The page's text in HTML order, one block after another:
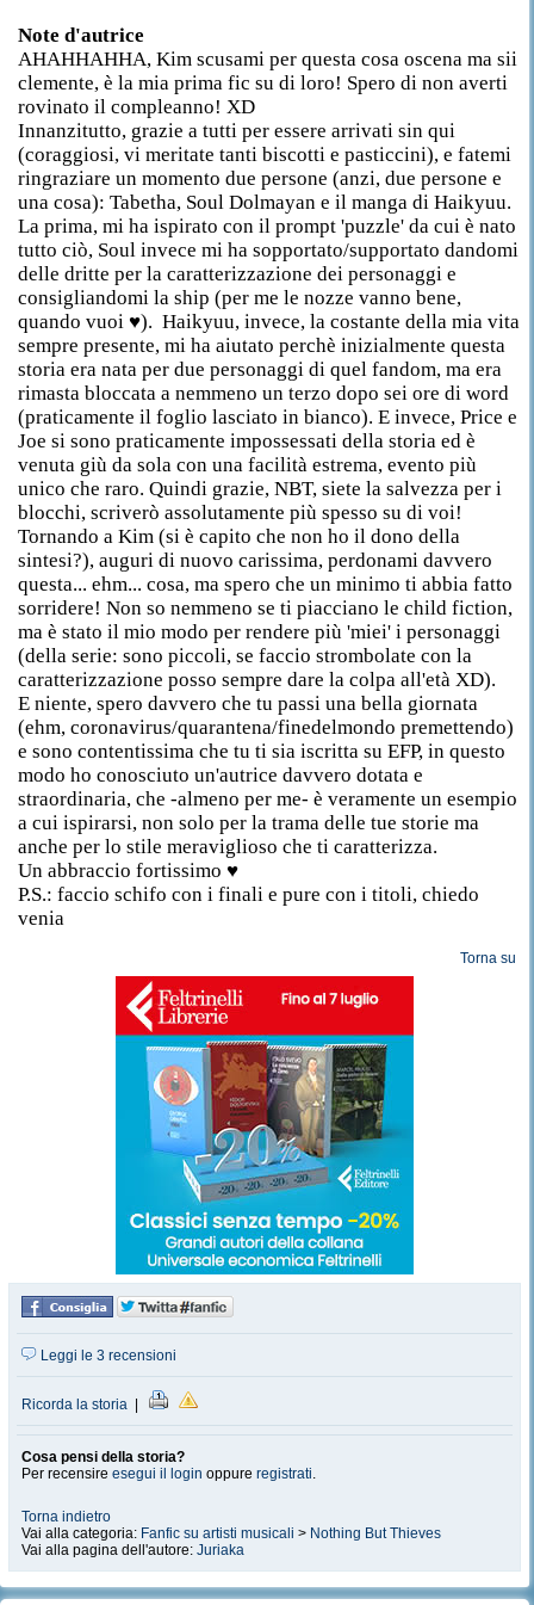
Note d'autrice
AHAHHAHHA, Kim scusami per questa cosa oscena ma sii
clemente, è la mia prima fic su di loro! Spero di non averti
rovinato il compleanno! XD
Innanzitutto, grazie a tutti per essere arrivati sin qui
(coraggiosi, vi meritate tanti biscotti e pasticcini), e fatemi
ringraziare un momento due persone (anzi, due persone e
una cosa): Tabetha, Soul Dolmayan e il manga di Haikyuu.
La prima, mi ha ispirato con il prompt 'puzzle' da cui è nato
tutto ciò, Soul invece mi ha sopportato/supportato dandomi
delle dritte per la caratterizzazione dei personaggi e
consigliandomi la ship (per me le nozze vanno bene,
quando vuoi ♥). Haikyuu, invece, la costante della mia vita
sempre presente, mi ha aiutato perchè inizialmente questa
storia era nata per due personaggi di quel fandom, ma era
rimasta bloccata a nemmeno un terzo dopo sei ore di word
(praticamente il foglio lasciato in bianco). E invece, Price e
Joe si sono praticamente impossessati della storia ed è
venuta giù da sola con una facilità estrema, evento più
unico che raro. Quindi grazie, NBT, siete la salvezza per i
blocchi, scriverò assolutamente più spesso su di voi!
Tornando a Kim (si è capito che non ho il dono della
sintesi?), auguri di nuovo carissima, perdonami davvero
questa... ehm... cosa, ma spero che un minimo ti abbia fatto
sorridere! Non so nemmeno se ti piacciano le child fiction,
ma è stato il mio modo per rendere più 'miei' i personaggi
(della serie: sono piccoli, se faccio strombolate con la
caratterizzazione posso sempre dare la colpa all'età XD).
E niente, spero davvero che tu passi una bella giornata
(ehm, coronavirus/quarantena/finedelmondo premettendo)
e sono contentissima che tu ti sia iscritta su EFP, in questo
modo ho conosciuto un'autrice davvero dotata e
straordinaria, che -almeno per me- è veramente un esempio
a cui ispirarsi, non solo per la trama delle tue storie ma
anche per lo stile meraviglioso che ti caratterizza.
Un abbraccio fortissimo ♥
P.S.: faccio schifo con i finali e pure con i titoli, chiedo
venia
Torna su
Leggi le 3 recensioni
Ricorda la storia
Cosa pensi della storia?
Per recensire esegui il login oppure registrati.
Torna indietro
Vai alla categoria: Fanfic su artisti musicali > Nothing But Thieves
Vai alla pagina dell'autore: Juriaka